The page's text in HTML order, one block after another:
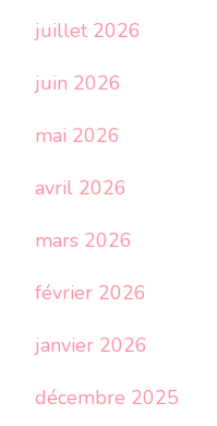
juillet 2026
juin 2026
mai 2026
avril 2026
mars 2026
février 2026
janvier 2026
décembre 2025